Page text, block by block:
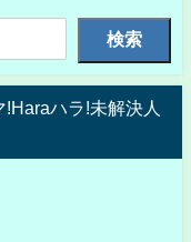
検索
ハラ!未解決人